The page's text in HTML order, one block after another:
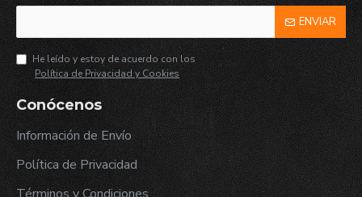
ENVIAR
He leído y estoy de acuerdo con los
Política de Privacidad y Cookies
Conócenos
Información de Envío
Política de Privacidad